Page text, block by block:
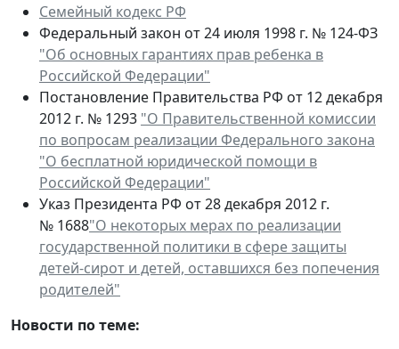
Семейный кодекс РФ
Федеральный закон от 24 июля 1998 г. № 124-ФЗ
"Об основных гарантиях прав ребенка в
Российской Федерации"
Постановление Правительства РФ от 12 декабря
2012 г. № 1293 "О Правительственной комиссии
по вопросам реализации Федерального закона
"О бесплатной юридической помощи в
Российской Федерации"
Указ Президента РФ от 28 декабря 2012 г.
№ 1688"О некоторых мерах по реализации
государственной политики в сфере защиты
детей-сирот и детей, оставшихся без попечения
родителей"
Новости по теме: